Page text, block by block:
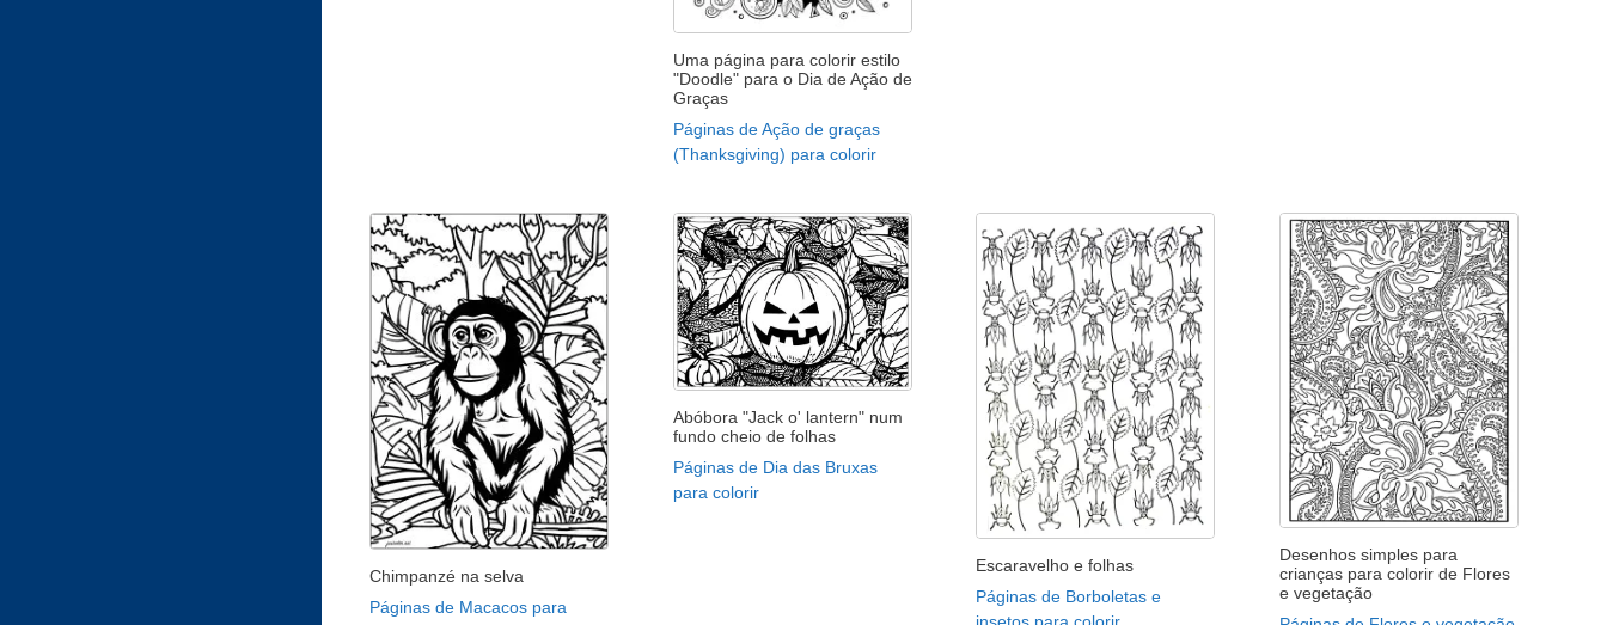
Uma página para colorir estilo
"Doodle" para o Dia de Ação de
Graças
Páginas de Ação de graças
(Thanksgiving) para colorir
Chimpanzé na selva
Páginas de Macacos para
Abóbora "Jack o' lantern" num
fundo cheio de folhas
Páginas de Dia das Bruxas
para colorir
Escaravelho e folhas
Páginas de Borboletas e
Desenhos simples para
crianças para colorir de Flores
e vegetação